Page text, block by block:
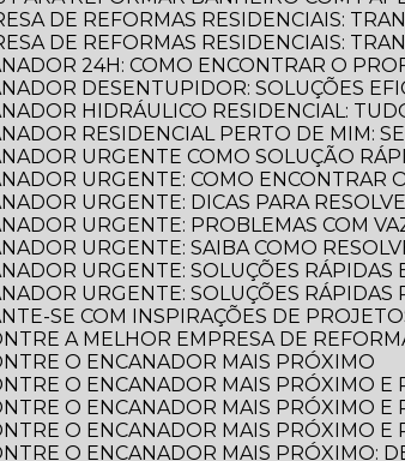
DE REFORMAS RESIDENCIAIS:
DE REFORMAS RESIDENCIAIS:
24H: COMO ENCONTRAR O
DESENTUPIDOR: SOLUÇÕES
HIDRÁULICO RESIDENCIAL:
RESIDENCIAL PERTO DE MIM:
URGENTE COMO SOLUÇÃO
URGENTE: COMO
URGENTE: DICAS PARA
URGENTE: PROBLEMAS COM
URGENTE: SAIBA COMO
URGENTE: SOLUÇÕES RÁPIDAS
URGENTE: SOLUÇÕES RÁPIDAS
SE COM INSPIRAÇÕES DE
A MELHOR EMPRESA DE
O ENCANADOR MAIS PRÓXIMO
O ENCANADOR MAIS PRÓXIMO
O ENCANADOR MAIS PRÓXIMO
O ENCANADOR MAIS PRÓXIMO
O ENCANADOR MAIS PRÓXIMO: